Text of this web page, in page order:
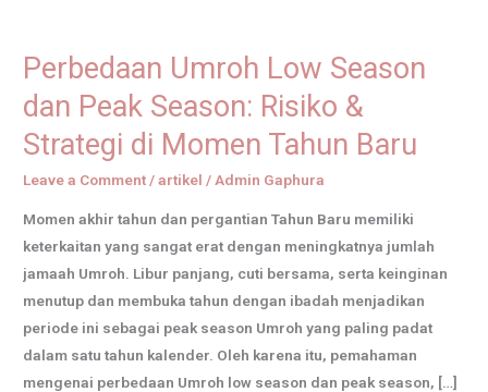
Perbedaan Umroh Low Season
dan Peak Season: Risiko &
Strategi di Momen Tahun Baru
Leave a Comment/artikel /Admin Gaphura
Momen akhir tahun dan pergantian Tahun Baru memiliki
keterkaitan yang sangat erat dengan meningkatnya jumlah
jamaah Umroh. Libur panjang, cuti bersama, serta keinginan
menutup dan membuka tahun dengan ibadah menjadikan
periode ini sebagai peak season Umroh yang paling padat
dalam satu tahun kalender. Oleh karena itu, pemahaman
mengenai perbedaan Umroh low season dan peak season, […]
Low
Season
dan
Peak
Season:
&
Strategi
di
Momen
Tahun
Baru